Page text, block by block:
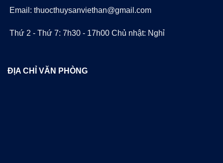
Email: thuocthuysanviethan@gmail.com
Thứ 2 - Thứ 7: 7h30 - 17h00 Chủ nhật: Nghỉ
ĐỊA CHỈ VĂN PHÒNG